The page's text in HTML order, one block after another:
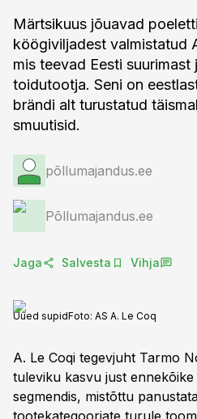
Märtsikuus jõuavad
köögiviljadest valmistatud
mis teevad Eesti
toidutootja. Seni on
brändi alt turustatud
smuutisid.
põllumajandus.ee
Põllumajandus.ee
Jaga Salvesta Vihja
Uued supidFoto: AS A. Le Coq
A. Le Coqi tegevjuht Tarmo
tuleviku kasvu just
segmendis, mistõttu
tootekategooriate turule